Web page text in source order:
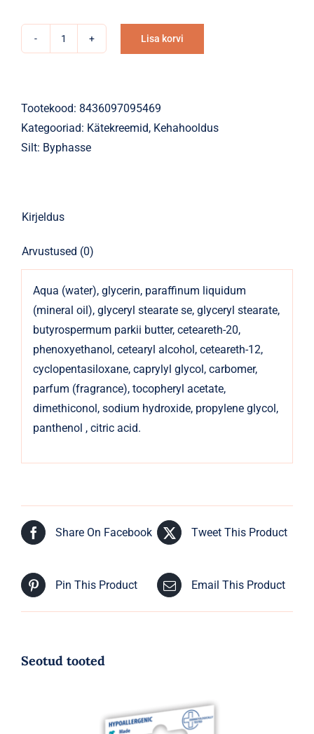
niisutav
kuivadele
kätele
Lisa korvi
Alternative:
Tootekood: 8436097095469
Kategooriad: Kätekreemid, Kehahooldus
Silt: Byphasse
Kirjeldus
Arvustused (0)
Aqua (water), glycerin, paraffinum liquidum
(mineral oil), glyceryl stearate se, glyceryl stearate,
butyrospermum parkii butter, ceteareth-20,
phenoxyethanol, cetearyl alcohol, ceteareth-12,
cyclopentasiloxane, caprylyl glycol, carbomer,
parfum (fragrance), tocopheryl acetate,
dimethiconol, sodium hydroxide, propylene glycol,
panthenol , citric acid.
Share On Facebook Tweet This Product
Pin This Product Email This Product
Seotud tooted